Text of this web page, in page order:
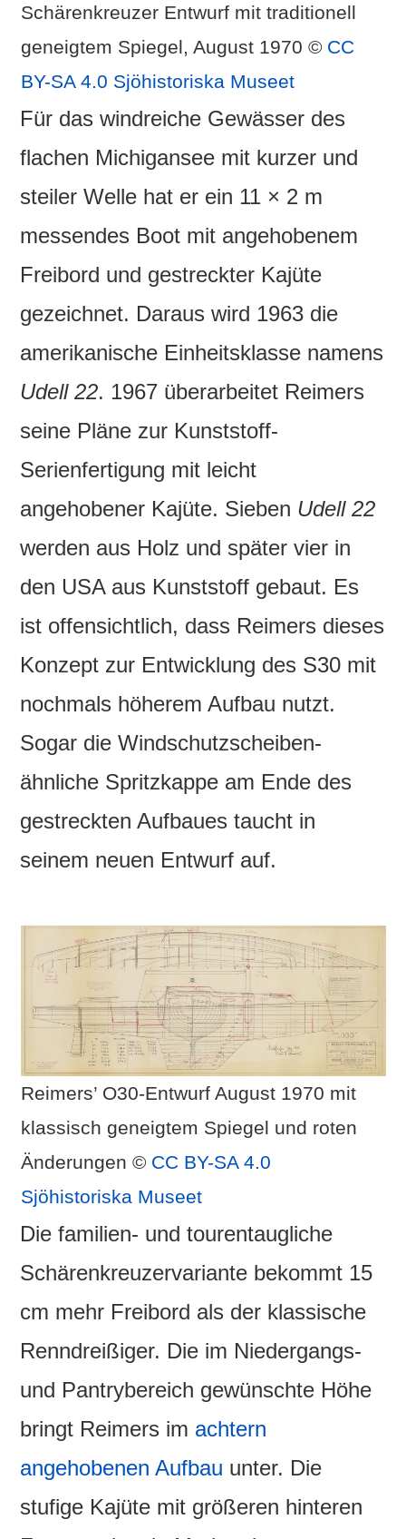
Schärenkreuzer Entwurf mit traditionell
geneigtem Spiegel, August 1970 © CC
BY-SA 4.0 Sjöhistoriska Museet
Für das windreiche Gewässer des
flachen Michigansee mit kurzer und
steiler Welle hat er ein 11 × 2 m
messendes Boot mit angehobenem
Freibord und gestreckter Kajüte
gezeichnet. Daraus wird 1963 die
amerikanische Einheitsklasse namens
Udell 22. 1967 überarbeitet Reimers
seine Pläne zur Kunststoff-
Serienfertigung mit leicht
angehobener Kajüte. Sieben Udell 22
werden aus Holz und später vier in
den USA aus Kunststoff gebaut. Es
ist offensichtlich, dass Reimers dieses
Konzept zur Entwicklung des S30 mit
nochmals höherem Aufbau nutzt.
Sogar die Windschutzscheiben-
ähnliche Spritzkappe am Ende des
gestreckten Aufbaues taucht in
seinem neuen Entwurf auf.
Reimers’ O30-Entwurf August 1970 mit
klassisch geneigtem Spiegel und roten
Änderungen © CC BY-SA 4.0
Sjöhistoriska Museet
Die familien- und tourentaugliche
Schärenkreuzervariante bekommt 15
cm mehr Freibord als der klassische
Renndreißiger. Die im Niedergangs-
und Pantrybereich gewünschte Höhe
bringt Reimers im achtern
angehobenen Aufbau unter. Die
stufige Kajüte mit größeren hinteren